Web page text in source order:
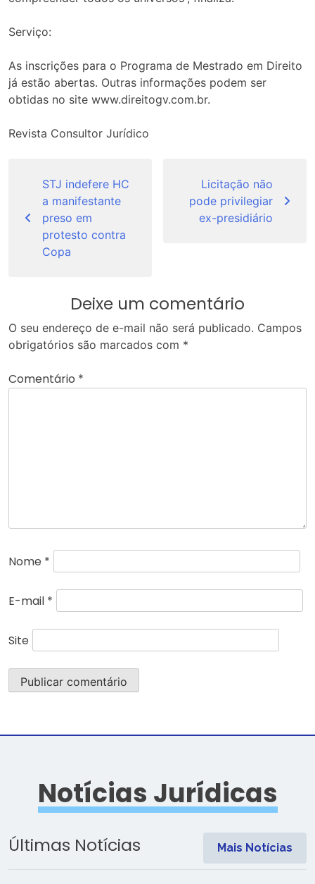
Serviço:
As inscrições para o Programa de Mestrado em Direito
já estão abertas. Outras informações podem ser
obtidas no site www.direitogv.com.br.
Revista Consultor Jurídico
Post
STJ indefere HC
a manifestante
preso em
protesto contra
Copa
Licitação não
pode privilegiar
ex-presidiário
Deixe um comentário
O seu endereço de e-mail não será publicado. Campos
obrigatórios são marcados com *
Comentário *
Nome *
E-mail *
Site
Notícias Jurídicas
Últimas Notícias Mais Notícias